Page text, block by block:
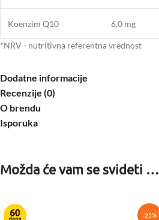
Koenzim Q10 6,0 mg
*NRV - nutritivna referentna vrednost
Dodatne informacije
Recenzije (0)
O brendu
Isporuka
Možda će vam se svideti …
-25%